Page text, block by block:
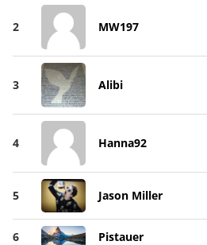
2 MW197
3 Alibi
4 Hanna92
5 Jason Miller
6 Pistauer